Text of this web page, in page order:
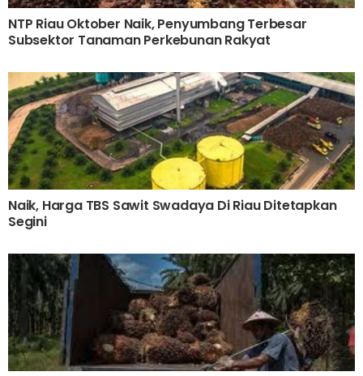
NTP Riau Oktober Naik, Penyumbang Terbesar
Subsektor Tanaman Perkebunan Rakyat
Naik, Harga TBS Sawit Swadaya Di Riau Ditetapkan
Segini